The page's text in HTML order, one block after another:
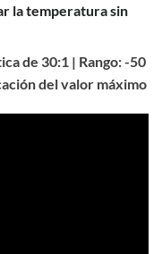
la temperatura sin
de 30:1 | Rango: -50
del valor máximo